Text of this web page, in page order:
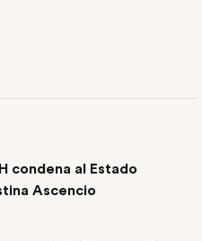
condena al Estado
Ascencio